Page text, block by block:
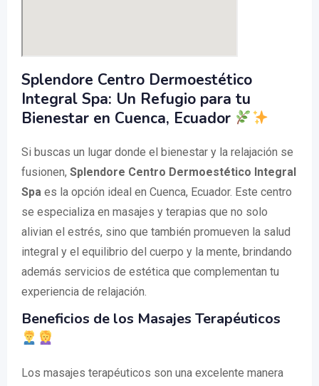
Splendore Centro Dermoestético
Integral Spa: Un Refugio para tu
Bienestar en Cuenca, Ecuador
Si buscas un lugar donde el bienestar y la relajación se
fusionen, Splendore Centro Dermoestético Integral
Spa es la opción ideal en Cuenca, Ecuador. Este centro
se especializa en masajes y terapias que no solo
alivian el estrés, sino que también promueven la salud
integral y el equilibrio del cuerpo y la mente, brindando
además servicios de estética que complementan tu
experiencia de relajación.
Beneficios de los Masajes Terapéuticos
Los masajes terapéuticos son una excelente manera